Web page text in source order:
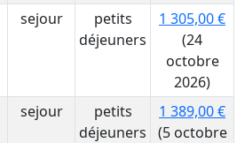
sejour
petits
déjeuners
1 305,00 €
(24
octobre
2026)
sejour
petits
déjeuners
1 389,00 €
(5 octobre